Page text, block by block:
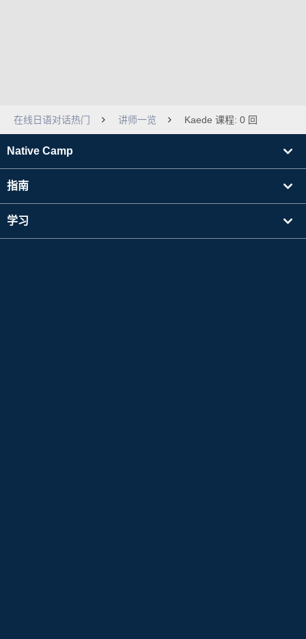
在线日语对话热门 讲师一览 Kaede 课程: 0 回
Native Camp
指南
学习